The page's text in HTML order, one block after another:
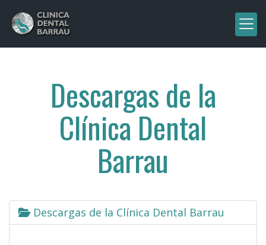
Descargas de la
Clínica Dental
Barrau
Descargas de la Clínica Dental Barrau